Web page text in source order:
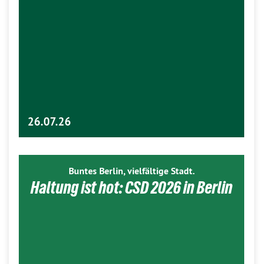
26.07.26
Buntes Berlin, vielfältige Stadt.
Haltung ist hot: CSD 2026 in Berlin